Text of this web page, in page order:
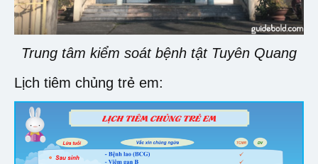
Trung tâm kiểm soát bệnh tật Tuyên Quang
Lịch tiêm chủng trẻ em: